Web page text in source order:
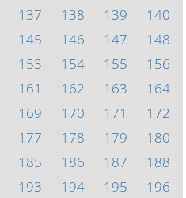
137 138 139
140
145 146 147
148
153 154 155
156
161 162 163
164
169 170 171
172
177 178 179
180
185 186 187
188
193 194 195
196